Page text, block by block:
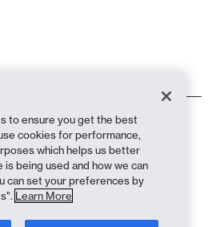
(résidents de Californie)
to ensure you get the best
cookies for performance,
which helps us better
being used and how we can
can set your preferences by
Learn More